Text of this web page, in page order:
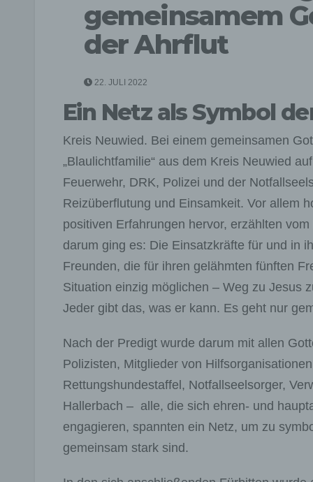
gemeinsamem
der Ahrflut
22. JULI 2022
Ein Netz als Symbol
Kreis Neuwied. Bei einem gemeinsamen
„Blaulichtfamilie“ aus dem Kreis Neuwied
Feuerwehr, DRK, Polizei und der
Reizüberflutung und Einsamkeit. Vor allem
positiven Erfahrungen hervor, erzählten
darum ging es: Die Einsatzkräfte für und in
Freunden, die für ihren gelähmten fünften
Situation einzig möglichen – Weg zu Jesus
Jeder gibt das, was er kann. Es geht nur
Nach der Predigt wurde darum mit allen
Polizisten, Mitglieder von
Rettungshundestaffel, Notfallseelsorger,
Hallerbach – alle, die sich ehren- und
engagieren, spannten ein Netz, um zu
gemeinsam stark sind.